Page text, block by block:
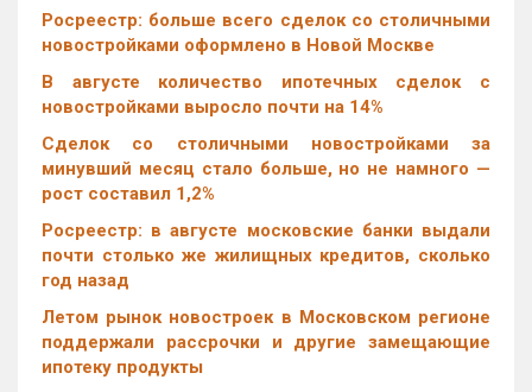
Росреестр: больше всего сделок со столичными
новостройками оформлено в Новой Москве
В августе количество ипотечных сделок с
новостройками выросло почти на 14%
Cделок со столичными новостройками за
минувший месяц стало больше, но не намного —
рост составил 1,2%
Росреестр: в августе московские банки выдали
почти столько же жилищных кредитов, сколько
год назад
Летом рынок новостроек в Московском регионе
поддержали рассрочки и другие замещающие
ипотеку продукты